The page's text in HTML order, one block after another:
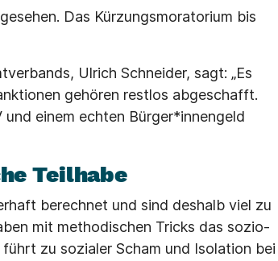
Das Kürzungsmoratorium bis
Ulrich Schneider, sagt: „Es
gehören restlos abgeschafft.
einem echten Bürger*innengeld
Teilhabe
berechnet und sind deshalb viel zu
mit methodischen Tricks das sozio-
führt zu sozialer Scham und Isolation bei